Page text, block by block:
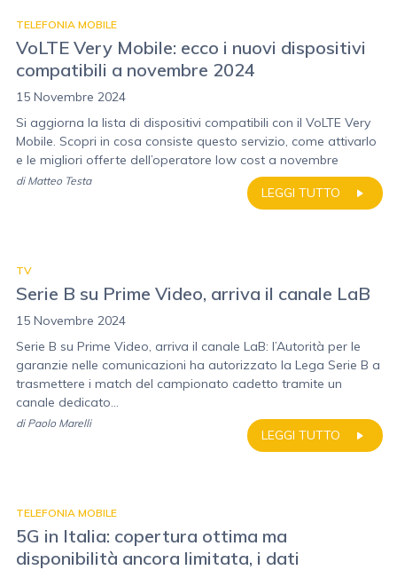
TELEFONIA MOBILE
VoLTE Very Mobile: ecco i nuovi dispositivi
compatibili a novembre 2024
15 Novembre 2024
Si aggiorna la lista di dispositivi compatibili con il VoLTE Very
Mobile. Scopri in cosa consiste questo servizio, come attivarlo
e le migliori offerte dell’operatore low cost a novembre
LEGGI TUTTO
di Matteo Testa
TV
Serie B su Prime Video, arriva il canale LaB
15 Novembre 2024
Serie B su Prime Video, arriva il canale LaB: l’Autorità per le
garanzie nelle comunicazioni ha autorizzato la Lega Serie B a
trasmettere i match del campionato cadetto tramite un
canale dedicato...
LEGGI TUTTO
di Paolo Marelli
TELEFONIA MOBILE
5G in Italia: copertura ottima ma
disponibilità ancora limitata, i dati